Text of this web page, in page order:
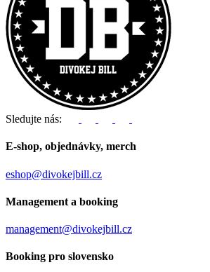
Sledujte nás:
E-shop, objednávky, merch
eshop@divokejbill.cz
Management a booking
management@divokejbill.cz
Booking pro slovensko